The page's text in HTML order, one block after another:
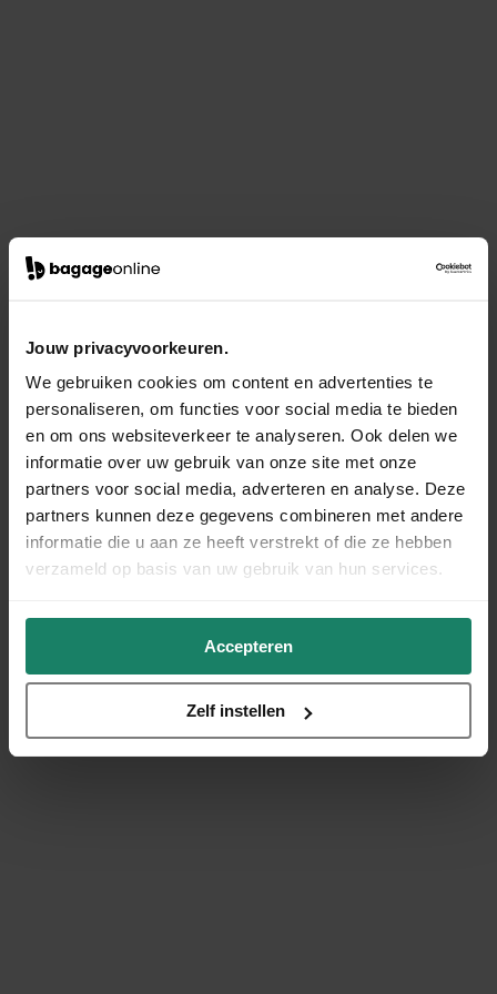
Jouw privacyvoorkeuren.
We gebruiken cookies om content en advertenties te
personaliseren, om functies voor social media te bieden
en om ons websiteverkeer te analyseren. Ook delen we
informatie over uw gebruik van onze site met onze
partners voor social media, adverteren en analyse. Deze
partners kunnen deze gegevens combineren met andere
informatie die u aan ze heeft verstrekt of die ze hebben
verzameld op basis van uw gebruik van hun services.
Accepteren
Zelf instellen